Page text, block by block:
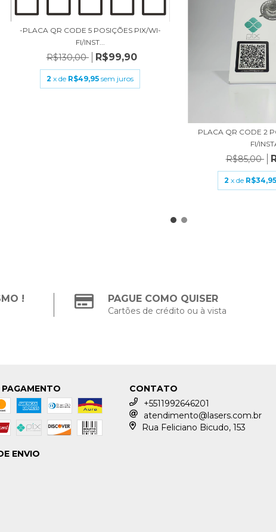
-PLACA QR CODE 5 POSIÇÕES PIX/WI-
FI/INST...
R$130,00 R$99,90
2 x de R$49,95 sem juros
PLACA QR CODE 2
FI/
R$85,00
2 x de R$34,95
! PAGUE COMO QUISER
Cartões de crédito ou à vista
ENVIO
CONTATO
+5511992646201
atendimento@lasers.com.br
Rua Feliciano Bicudo, 153